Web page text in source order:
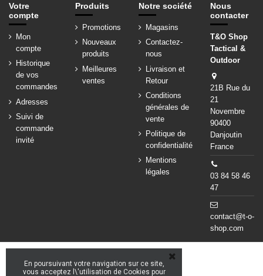
Votre
compte
Mon
compte
Historique
de vos
commandes
Adresses
Suivi de
commande
invité
Produits
Promotions
Nouveaux
produits
Meilleures
ventes
Notre société
Magasins
Contactez-
nous
Livraison et
Retour
Conditions
générales de
vente
Politique de
confidentialité
Mentions
légales
Nous
contacter
T&O Shop
Tactical &
Outdoor
21B Rue du
21
Novembre
90400
Danjoutin
France
03 84 58 46
47
contact@t-o-
shop.com
En poursuivant votre navigation sur ce site,
vous acceptez l\'utilisation de Cookies pour